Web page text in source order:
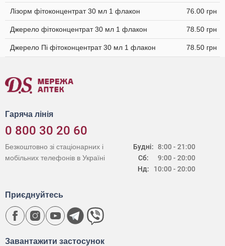
Лізорм фітоконцентрат 30 мл 1 флакон 76.00 грн
Джерело фітоконцентрат 30 мл 1 флакон 78.50 грн
Джерело Пі фітоконцентрат 30 мл 1 флакон 78.50 грн
Гаряча лінія
0 800 30 20 60
Будні:
Сб:
Нд:
8:00 - 21:00
9:00 - 20:00
10:00 - 20:00
Безкоштовно зі стаціонарних і
мобільних телефонів в Україні
Завантажити застосунок
Приєднуйтесь